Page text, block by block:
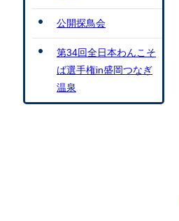
公開探鳥会
第34回全日本わんこそ
ば選手権in盛岡つなぎ
温泉